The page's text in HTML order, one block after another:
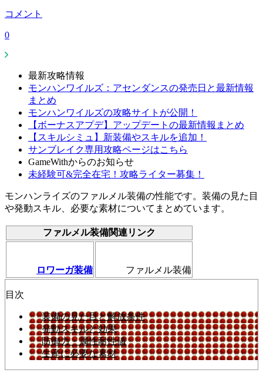
コメント
0
最新攻略情報
モンハンワイルズ：アセンダンスの発売日と最新情報
まとめ
モンハンワイルズの攻略サイトが公開！
【ボーナスアプデ】アップデートの最新情報まとめ
【スキルシミュ】新装備やスキルを追加！
サンブレイク専用攻略ページはこちら
GameWithからのお知らせ
未経験可&完全在宅！攻略ライター募集！
モンハンライズのファルメル装備の性能です。装備の見た目
や発動スキル、必要な素材についてまとめています。
ファルメル装備関連リンク
ロワーガ装備 ファルメル装備
目次
装備の見た目と解放条件
発動スキルと効果
防御力・属性耐性値
生産に必要な素材